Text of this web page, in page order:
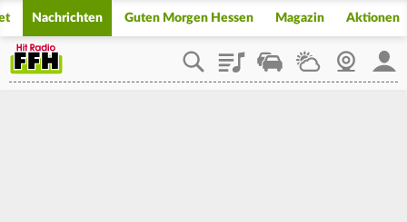
Nachrichten Guten Morgen Hessen Magazin Aktionen
PlaylistStaupilotWetterWebcam